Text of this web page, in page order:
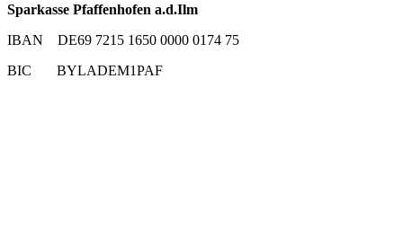
Sparkasse Pfaffenhofen a.d.Ilm
IBAN DE69 7215 1650 0000 0174 75
BIC BYLADEM1PAF